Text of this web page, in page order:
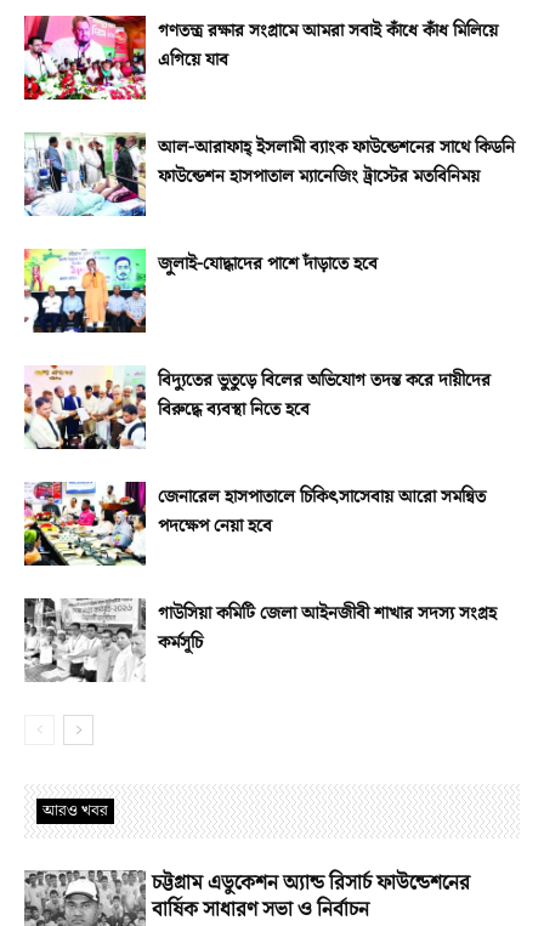
গণতন্ত্র রক্ষার সংগ্রামে আমরা সবাই কাঁধে কাঁধ মিলিয়ে
এগিয়ে যাব
আল-আরাফাহ্‌ ইসলামী ব্যাংক ফাউন্ডেশনের সাথে কিডনি
ফাউন্ডেশন হাসপাতাল ম্যানেজিং ট্রাস্টের মতবিনিময়
জুলাই-যোদ্ধাদের পাশে দাঁড়াতে হবে
বিদ্যুতের ভুতুড়ে বিলের অভিযোগ তদন্ত করে দায়ীদের
বিরুদ্ধে ব্যবস্থা নিতে হবে
জেনারেল হাসপাতালে চিকিৎসাসেবায় আরো সমন্বিত
পদক্ষেপ নেয়া হবে
গাউসিয়া কমিটি জেলা আইনজীবী শাখার সদস্য সংগ্রহ
কর্মসূচি
আরও খবর
চট্টগ্রাম এডুকেশন অ্যান্ড রিসার্চ ফাউন্ডেশনের
বার্ষিক সাধারণ সভা ও নির্বাচন